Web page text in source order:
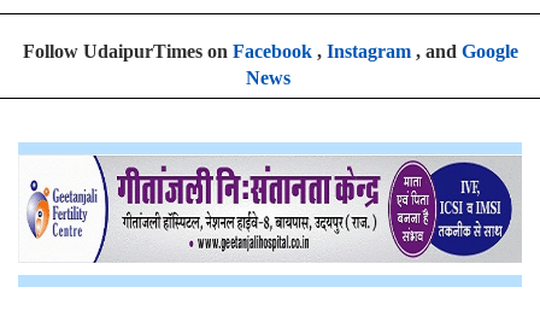
Follow UdaipurTimes on Facebook, Instagram, and Google
News